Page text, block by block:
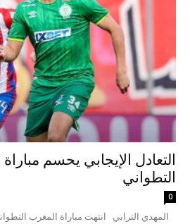
التعادل الإيجابي يحسم
التطواني
0
المهدي الترابي انتهت مباراة المغرب